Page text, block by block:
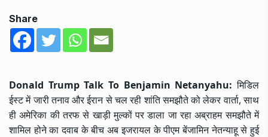
Share
Donald Trump Talk To Benjamin Netanyahu: मिडिल
ईस्ट में जारी तनाव और ईरान से चल रही शांति समझौते को लेकर वार्ता, साथ
ही अमेरिका की तरफ से खाड़ी मुल्कों पर डाला जा रहा अब्राहम समझौते में
शामिल होने का दवाब के बीच अब इजरायल के पीएम बेंजामिन नेतन्याहू से हुई